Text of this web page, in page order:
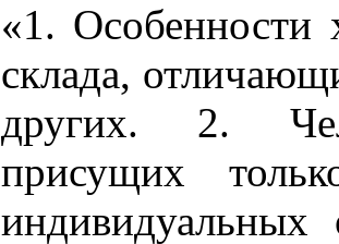
«1. Особенности
склада,
других. 2.
присущих
индивидуальных